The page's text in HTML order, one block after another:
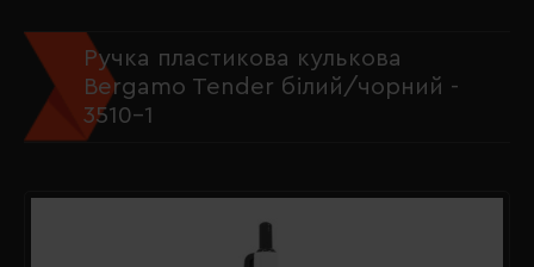
Ручка пластикова кулькова
Bergamo Tender білий/чорний -
3510-1